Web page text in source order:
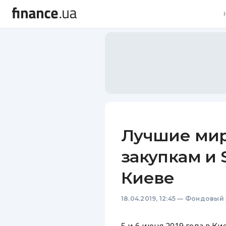
Лучшие
закупкам и
Киеве
18.04.2019, 12:45 — Фондовый